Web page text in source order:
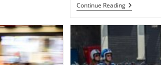
Continue Reading